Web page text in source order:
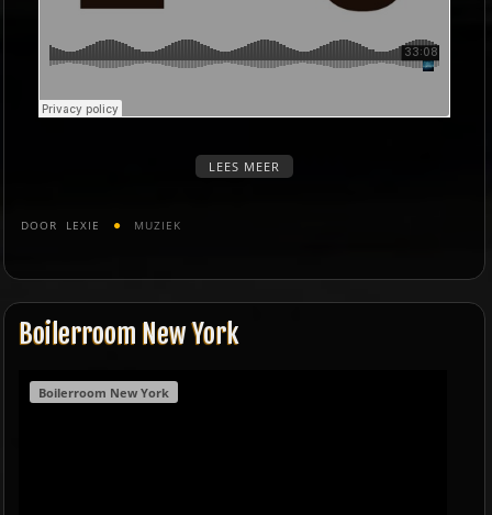
LEES MEER
DOOR LEXIE MUZIEK
Boilerroom New York
Boilerroom New York